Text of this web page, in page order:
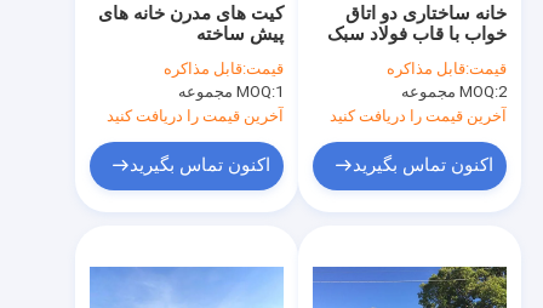
کیت های مدرن خانه های
پیش ساخته
قیمت:قابل مذاکره
MOQ:1 مجموعه
آخرین قیمت را دریافت کنید
اکنون تماس بگیرید
خانه ساختاری دو اتاق
خواب با قاب فولاد سبک
قیمت:قابل مذاکره
MOQ:2 مجموعه
آخرین قیمت را دریافت کنید
اکنون تماس بگیرید